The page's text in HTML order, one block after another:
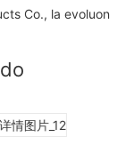
Co., la evoluon